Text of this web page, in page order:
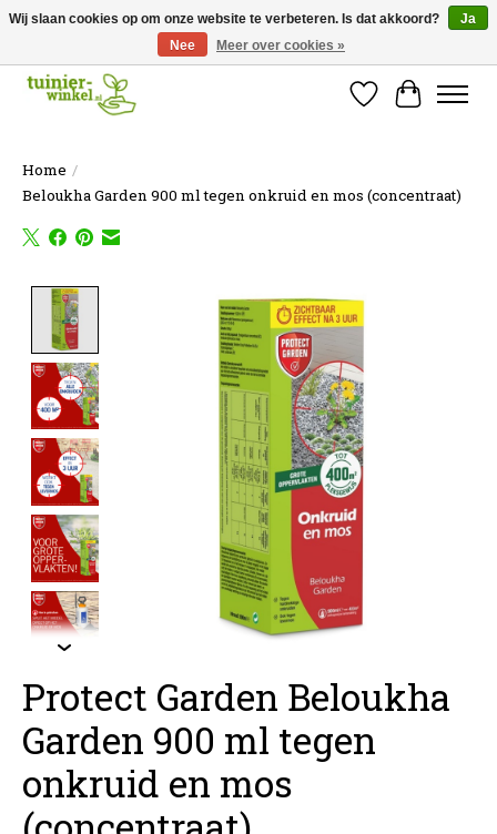
Online tuinartikelen kopen ✓ Online sinds 2007 ✓ Thuiswinkel Waarborg
Verlanglijst
Home /
Beloukha Garden 900 ml tegen onkruid en mos (concentraat)
Product image slideshow Items
Protect Garden Beloukha
Garden 900 ml tegen
onkruid en mos
Wij slaan cookies op om onze website te verbeteren. Is dat akkoord?
Ja
Nee
Meer over cookies »